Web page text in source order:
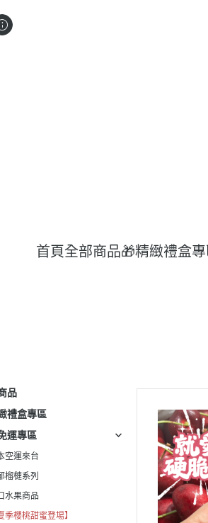
首頁全部商品🎁精緻禮盒
品
禮盒專區
運專區
空運來台
榴槤系列
水果商品
季櫻桃甜蜜登場】